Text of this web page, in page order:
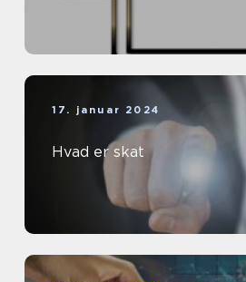
17. januar 2024
Hvad er skat